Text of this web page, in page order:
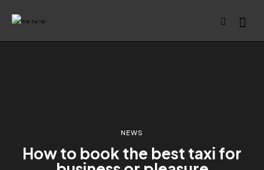
NEWS
How to book the best taxi for